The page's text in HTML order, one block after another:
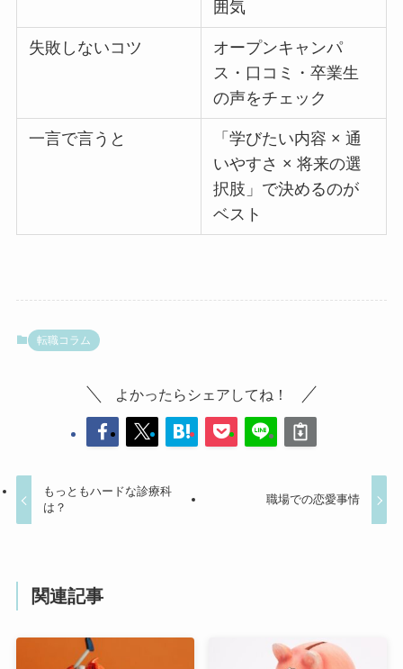
囲気
失敗しないコツ
オープンキャンパ
ス・口コミ・卒業生
の声をチェック
一言で言うと
「学びたい内容 × 通
いやすさ × 将来の選
択肢」で決めるのが
ベスト
転職コラム
よかったらシェアしてね！
もっともハードな診療科
は？
職場での恋愛事情
関連記事